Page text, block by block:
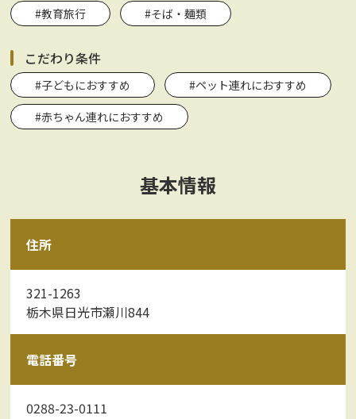
#教育旅行
#そば・麺類
こだわり条件
#子どもにおすすめ
#ペット連れにおすすめ
#赤ちゃん連れにおすすめ
基本情報
住所
321-1263
栃木県日光市瀬川844
電話番号
0288-23-0111